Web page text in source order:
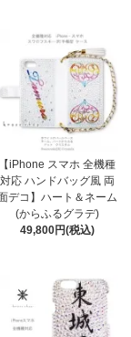
【iPhone スマホ 全機種
対応 ハンドバッグ風 両
デコ】ハート＆ネーム
(からふるグラデ)
49,800円(税込)